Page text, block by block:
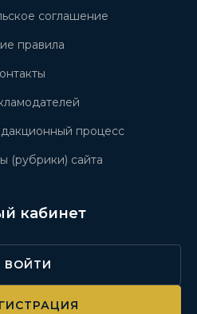
соглашение
правила
процесс
(рубрики) сайта
кабинет
ВОЙТИ